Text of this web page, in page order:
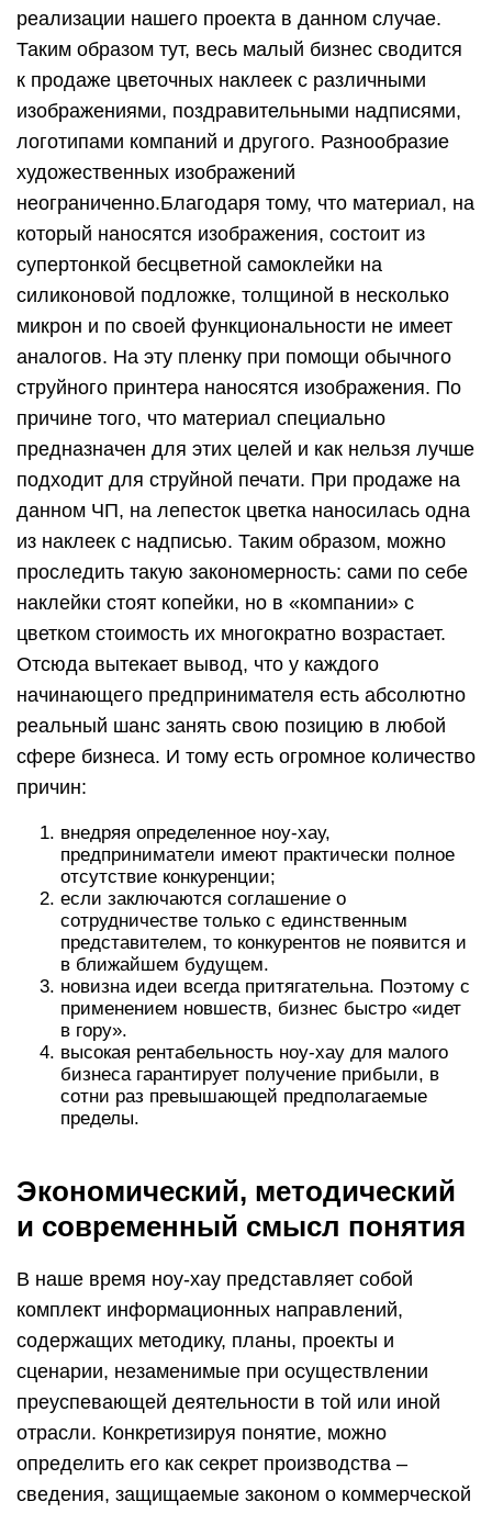
реализации нашего проекта в данном случае.
Таким образом тут, весь малый бизнес сводится
к продаже цветочных наклеек с различными
изображениями, поздравительными надписями,
логотипами компаний и другого. Разнообразие
художественных изображений
неограниченно.Благодаря тому, что материал, на
который наносятся изображения, состоит из
супертонкой бесцветной самоклейки на
силиконовой подложке, толщиной в несколько
микрон и по своей функциональности не имеет
аналогов. На эту пленку при помощи обычного
струйного принтера наносятся изображения. По
причине того, что материал специально
предназначен для этих целей и как нельзя лучше
подходит для струйной печати. При продаже на
данном ЧП, на лепесток цветка наносилась одна
из наклеек с надписью. Таким образом, можно
проследить такую закономерность: сами по себе
наклейки стоят копейки, но в «компании» с
цветком стоимость их многократно возрастает.
Отсюда вытекает вывод, что у каждого
начинающего предпринимателя есть абсолютно
реальный шанс занять свою позицию в любой
сфере бизнеса. И тому есть огромное количество
причин:
внедряя определенное ноу-хау,
предприниматели имеют практически полное
отсутствие конкуренции;
если заключаются соглашение о
сотрудничестве только с единственным
представителем, то конкурентов не появится и
в ближайшем будущем.
новизна идеи всегда притягательна. Поэтому с
применением новшеств, бизнес быстро «идет
в гору».
высокая рентабельность ноу-хау для малого
бизнеса гарантирует получение прибыли, в
сотни раз превышающей предполагаемые
пределы.
Экономический, методический
и современный смысл понятия
В наше время ноу-хау представляет собой
комплект информационных направлений,
содержащих методику, планы, проекты и
сценарии, незаменимые при осуществлении
преуспевающей деятельности в той или иной
отрасли. Конкретизируя понятие, можно
определить его как секрет производства –
сведения, защищаемые законом о коммерческой